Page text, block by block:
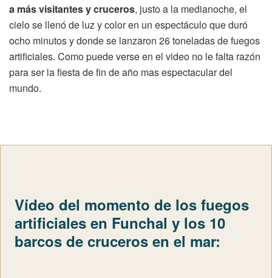
a más visitantes y cruceros, justo a la medianoche, el
cielo se llenó de luz y color en un espectáculo que duró
ocho minutos y donde se lanzaron 26 toneladas de fuegos
artificiales. Como puede verse en el video no le falta razón
para ser la fiesta de fin de año mas espectacular del
mundo.
Vídeo del momento de los fuegos
artificiales en Funchal y los 10
barcos de cruceros en el mar: